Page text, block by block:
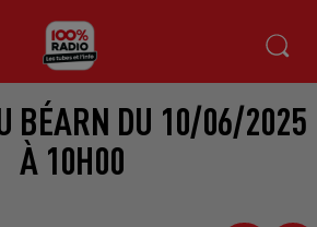
BÉARN DU 10/06/2025
À 10H00